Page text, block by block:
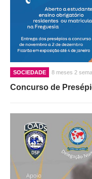
SOCIEDADE 8 meses 2
Concurso de